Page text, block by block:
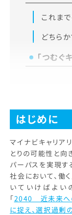
これま
どちら
「つむぐ
はじめに
マイナビキャリア
とりの可能性と向
パーパスを実現す
社会において、働
いていけばよい
「2040 近未来へ
に捉え、選択過剰